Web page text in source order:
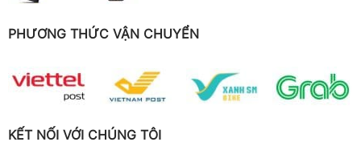
PHƯƠNG THỨC VẬN CHUYỂN
KẾT NỐI VỚI CHÚNG TÔI